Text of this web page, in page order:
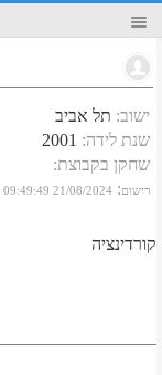
ישוב: תל אביב
שנת לידה:
2001
שחקן בקבוצת:
רישום:
21/08/2024 09:49:49
קורדינציה